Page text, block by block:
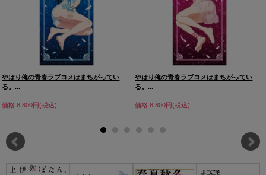
やはり俺の青春ラブコメはまちがってい
る。...
価格:8,800円(税込)
やはり俺の青春ラブコメはまちがってい
る。...
価格:8,800円(税込)